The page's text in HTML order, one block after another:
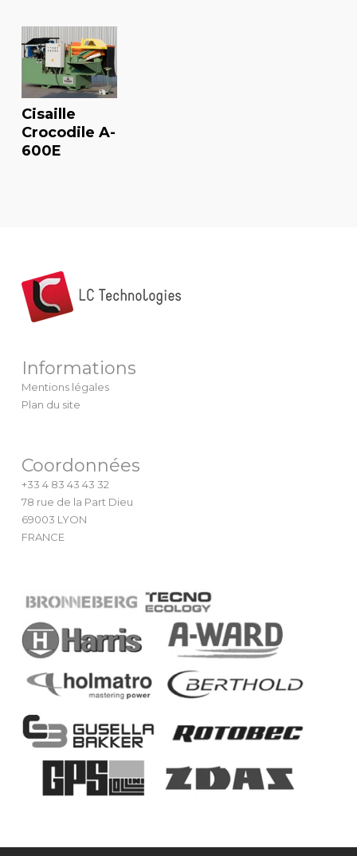
Cisaille
Crocodile A-
600E
Informations
Mentions légales
Plan du site
Coordonnées
+33 4 83 43 43 32
78 rue de la Part Dieu
69003 LYON
FRANCE